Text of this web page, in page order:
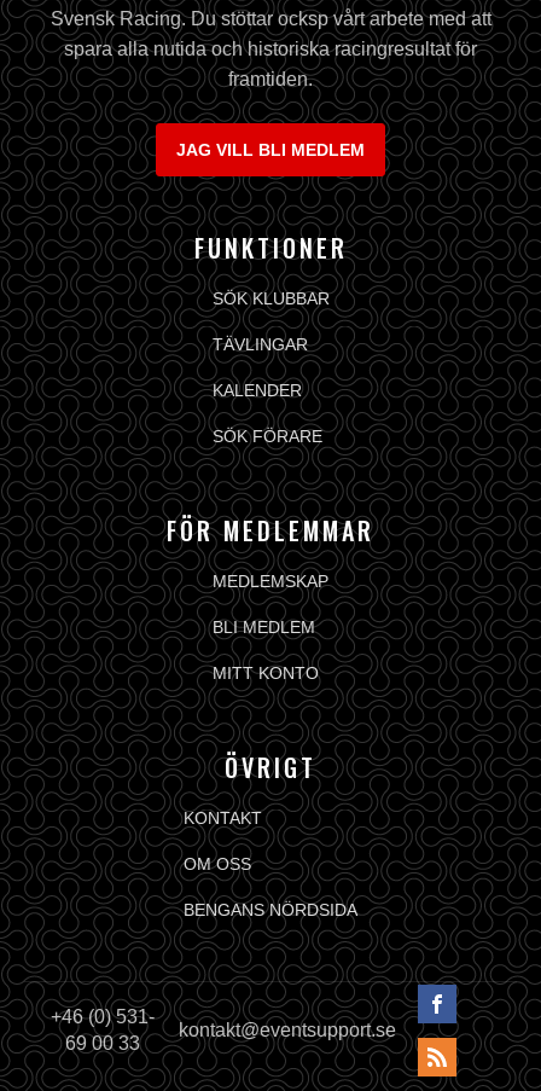
Svensk Racing. Du stöttar ocksp vårt arbete med att
spara alla nutida och historiska racingresultat för
framtiden.
JAG VILL BLI MEDLEM
FUNKTIONER
SÖK KLUBBAR
TÄVLINGAR
KALENDER
SÖK FÖRARE
FÖR MEDLEMMAR
MEDLEMSKAP
BLI MEDLEM
MITT KONTO
ÖVRIGT
KONTAKT
OM OSS
BENGANS NÖRDSIDA
+46 (0) 531-
69 00 33
kontakt@eventsupport.se